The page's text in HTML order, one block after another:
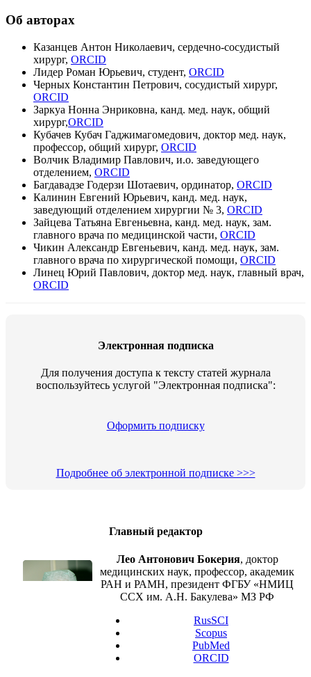
Об авторах
Казанцев Антон Николаевич, сердечно-сосудистый
хирург, ORCID
Лидер Роман Юрьевич, студент, ORCID
Черных Константин Петрович, сосудистый хирург,
ORCID
Заркуа Нонна Энриковна, канд. мед. наук, общий
хирург,ORCID
Кубачев Кубач Гаджимагомедович, доктор мед. наук,
профессор, общий хирург, ORCID
Волчик Владимир Павлович, и.о. заведующего
отделением, ORCID
Багдавадзе Годерзи Шотаевич, ординатор, ORCID
Калинин Евгений Юрьевич, канд. мед. наук,
заведующий отделением хирургии № 3, ORCID
Зайцева Татьяна Евгеньевна, канд. мед. наук, зам.
главного врача по медицинской части, ORCID
Чикин Александр Евгеньевич, канд. мед. наук, зам.
главного врача по хирургической помощи, ORCID
Линец Юрий Павлович, доктор мед. наук, главный врач,
ORCID
Электронная подписка
Для получения доступа к тексту статей журнала
воспользуйтесь услугой "Электронная подписка":
Оформить подписку
Подробнее об электронной подписке >>>
Главный редактор
Лео Антонович Бокерия, доктор
медицинских наук, профессор, академик
РАН и РАМН, президент ФГБУ «НМИЦ
ССХ им. А.Н. Бакулева» МЗ РФ
RusSCI
Scopus
PubMed
ORCID